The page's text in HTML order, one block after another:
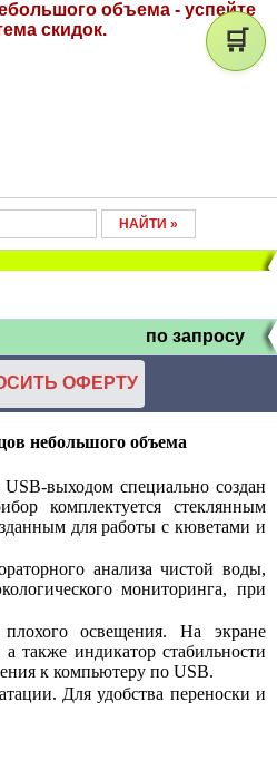
объема - успейте
скидок.
по запросу
ОФЕРТУ
небольшого объема
выходом специально создан
комплектуется стеклянным
для работы с кюветами и
анализа чистой воды,
мониторинга, при
освещения. На экране
также индикатор стабильности
к компьютеру по USB.
Для удобства переноски и
🛒